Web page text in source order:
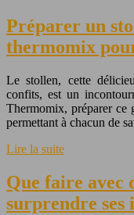
Préparer un
thermomix
Le stollen, cette
confits, est un
Thermomix, préparer ce
permettant à chacun de
Lire la suite
Que faire avec
surprendre ses